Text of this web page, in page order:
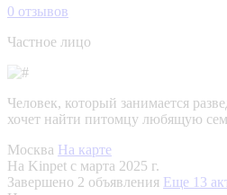
0 отзывов
Частное лицо
Человек, который занимается
хочет найти питомцу любящую
Москва На карте
На Kinpet c марта 2025 г.
Завершено 2 объявления Еще 13